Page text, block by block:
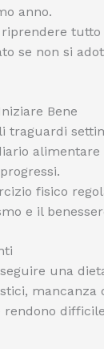
anno.
tutto
se non si
Bene
traguardi
fisico
e il
una
mancanza